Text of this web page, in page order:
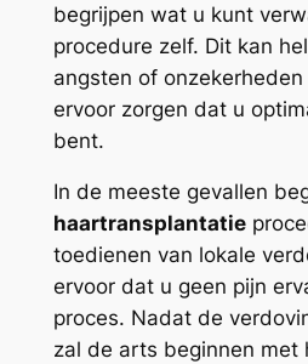
begrijpen wat u kunt
procedure zelf. Dit kan
angsten of
ervoor zorgen dat u
bent.
In de meeste gevallen
haartransplantatie
toedienen van lokale
ervoor dat u geen pijn
proces. Nadat de
zal de arts beginnen met